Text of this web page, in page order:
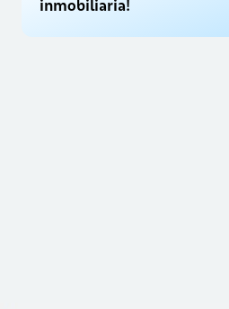
inmobiliaria!